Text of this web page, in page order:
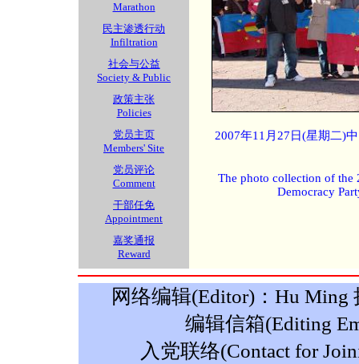
Marathon
民主渗透行动
Infiltration
社会与公益
Society & Public
政策主张
Policies
党员主页
Members' Site
党员评论
Comment
干部任免
Appointment
嘉奖通报
Reward
2007年11月27日(星期二)
The photo collection of the
Democracy
网络编辑(Editor)：Hu Ming
编辑信箱(Editing
入党联络(Contact for